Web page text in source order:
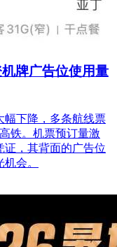
牌广告位使用量
幅下降，多条航线票
铁。机票预订量激
证，其背面的广告位
会。